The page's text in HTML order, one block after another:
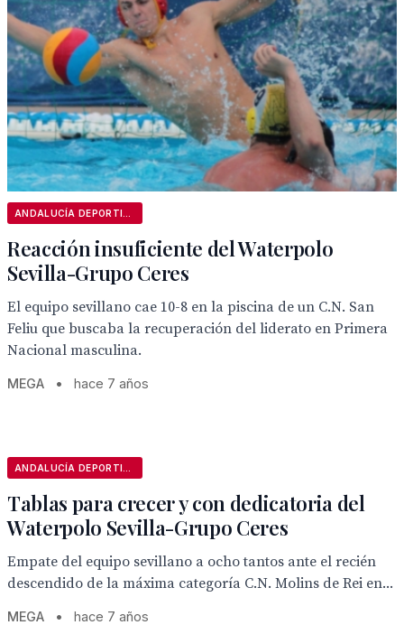
Reacción insuficiente del Waterpolo
Sevilla-Grupo Ceres
El equipo sevillano cae 10-8 en la piscina de un C.N. San
Feliu que buscaba la recuperación del liderato en Primera
Nacional masculina.
MEGA • hace 7 años
Tablas para crecer y con dedicatoria del
Waterpolo Sevilla-Grupo Ceres
Empate del equipo sevillano a ocho tantos ante el recién
descendido de la máxima categoría C.N. Molins de Rei en...
MEGA • hace 7 años